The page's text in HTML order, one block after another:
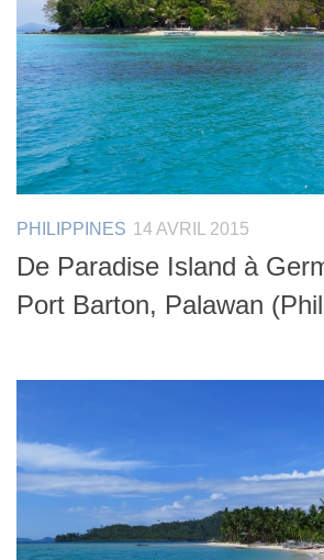
PHILIPPINES 14 AVRIL 2015
De Paradise Island à
Port Barton, Palawan